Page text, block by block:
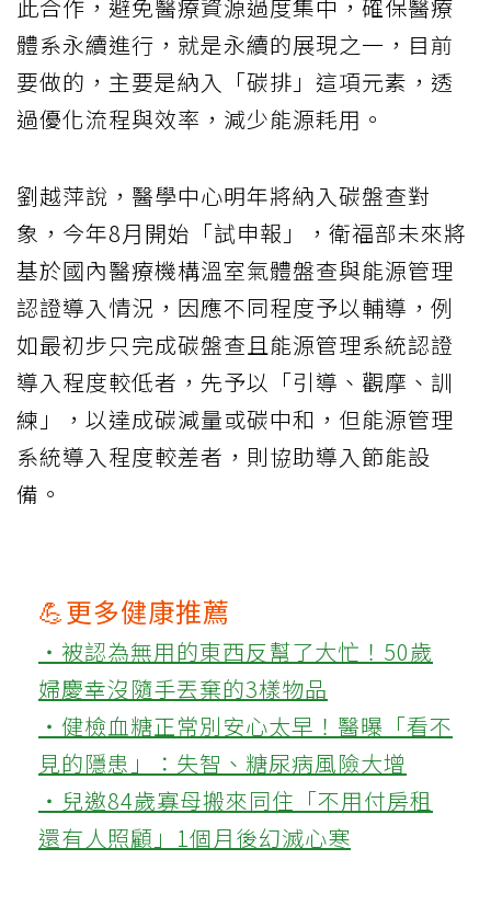
此合作，避免醫療資源過度集中，確保醫療
體系永續進行，就是永續的展現之一，目前
要做的，主要是納入「碳排」這項元素，透
過優化流程與效率，減少能源耗用。
劉越萍說，醫學中心明年將納入碳盤查對
象，今年8月開始「試申報」，衛福部未來將
基於國內醫療機構溫室氣體盤查與能源管理
認證導入情況，因應不同程度予以輔導，例
如最初步只完成碳盤查且能源管理系統認證
導入程度較低者，先予以「引導、觀摩、訓
練」，以達成碳減量或碳中和，但能源管理
系統導入程度較差者，則協助導入節能設
備。
💪更多健康推薦
‧被認為無用的東西反幫了大忙！50歲
婦慶幸沒隨手丟棄的3樣物品
‧健檢血糖正常別安心太早！醫曝「看不
見的隱患」：失智、糖尿病風險大增
‧兒邀84歲寡母搬來同住「不用付房租
還有人照顧」1個月後幻滅心寒